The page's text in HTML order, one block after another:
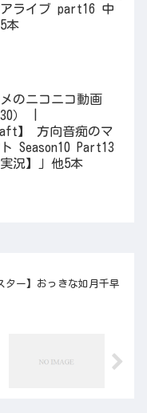
アライブ part16 中
本
のニコニコ動画
） |
】 方向音痴のマ
Season10 Part13
況】」他5本
ター】おっきな如月千早